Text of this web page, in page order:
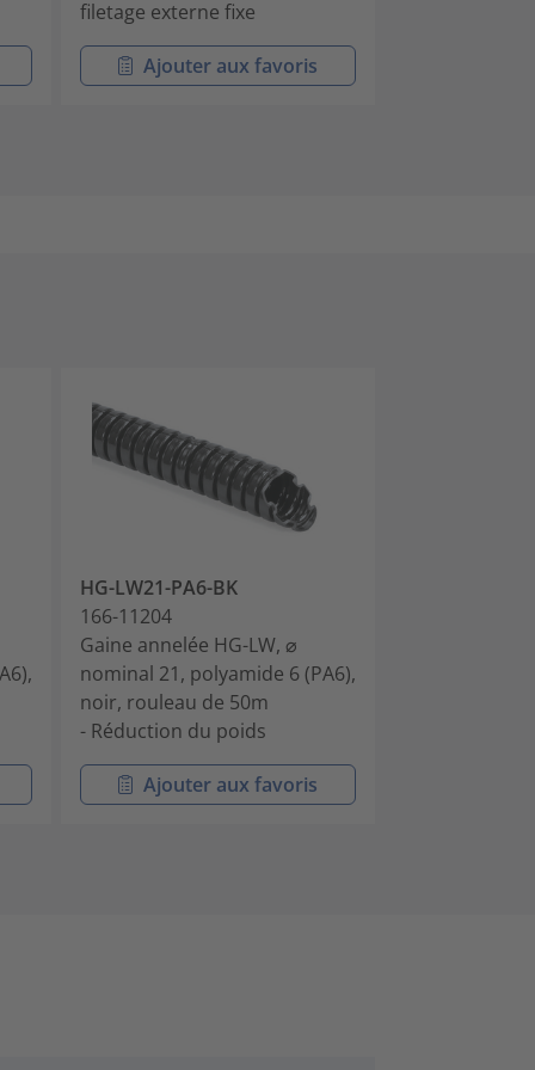
filetage externe fixe
Ajouter aux favoris
HG-LW21-PA6-BK
166-11204
Gaine annelée HG-LW, ⌀
nominal 21, polyamide 6 (PA6),
noir, rouleau de 50m
- Réduction du poids
Ajouter aux favoris